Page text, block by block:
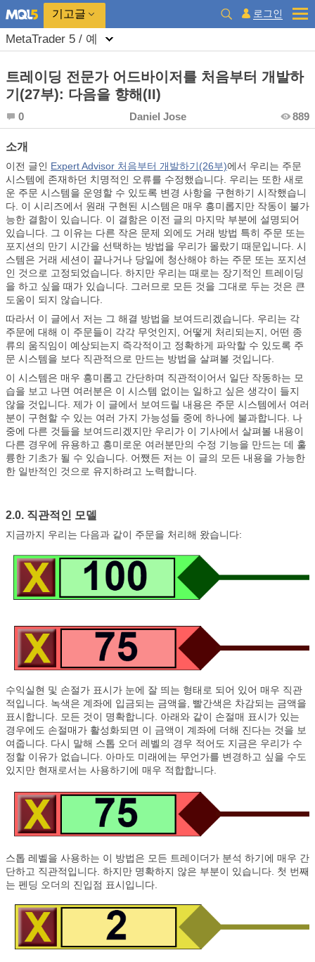
기고글 로그인
MetaTrader 5 / 예
트레이딩 전문가 어드바이저를 처음부터 개발하
기(27부): 다음을 향해(II)
0 Daniel Jose 889
소개
이전 글인 Expert Advisor 처음부터 개발하기(26부)에서 우리는 주문
시스템에 존재하던 치명적인 오류를 수정했습니다. 우리는 또한 새로
운 주문 시스템을 운영할 수 있도록 변경 사항을 구현하기 시작했습니
다. 이 시리즈에서 원래 구현된 시스템은 매우 흥미롭지만 작동이 불가
능한 결함이 있습니다. 이 결함은 이전 글의 마지막 부분에 설명되어
있습니다. 그 이유는 다른 작은 문제 외에도 거래 방법 특히 주문 또는
포지션의 만기 시간을 선택하는 방법을 우리가 몰랐기 때문입니다. 시
스템은 거래 세션이 끝나거나 당일에 청산해야 하는 주문 또는 포지션
인 것으로 고정되었습니다. 하지만 우리는 때로는 장기적인 트레이딩
을 하고 싶을 때가 있습니다. 그러므로 모든 것을 그대로 두는 것은 큰
도움이 되지 않습니다.
따라서 이 글에서 저는 그 해결 방법을 보여드리겠습니다. 우리는 각
주문에 대해 이 주문들이 각각 무엇인지, 어떻게 처리되는지, 어떤 종
류의 움직임이 예상되는지 즉각적이고 정확하게 파악할 수 있도록 주
문 시스템을 보다 직관적으로 만드는 방법을 살펴볼 것입니다.
이 시스템은 매우 흥미롭고 간단하며 직관적이어서 일단 작동하는 모
습을 보고 나면 여러분은 이 시스템 없이는 일하고 싶은 생각이 들지
않을 것입니다. 제가 이 글에서 보여드릴 내용은 주문 시스템에서 여러
분이 구현할 수 있는 여러 가지 가능성들 중에 하나에 불과합니다. 나
중에 다른 것들을 보여드리겠지만 우리가 이 기사에서 살펴볼 내용이
다른 경우에 유용하고 흥미로운 여러분만의 수정 기능을 만드는 데 훌
륭한 기초가 될 수 있습니다. 어쨌든 저는 이 글의 모든 내용을 가능한
한 일반적인 것으로 유지하려고 노력합니다.
2.0. 직관적인 모델
지금까지 우리는 다음과 같이 주문을 처리해 왔습니다:
수익실현 및 손절가 표시가 눈에 잘 띄는 형태로 되어 있어 매우 직관
적입니다. 녹색은 계좌에 입금되는 금액을, 빨간색은 차감되는 금액을
표시합니다. 모든 것이 명확합니다. 아래와 같이 손절매 표시가 있는
경우에도 손절매가 활성화되면 이 금액이 계좌에 더해 진다는 것을 보
여줍니다. 다시 말해 스톱 오더 레벨의 경우 적어도 지금은 우리가 수
정할 이유가 없습니다. 아마도 미래에는 무언가를 변경하고 싶을 수도
있지만 현재로서는 사용하기에 매우 적합합니다.
스톱 레벨을 사용하는 이 방법은 모든 트레이더가 분석 하기에 매우 간
단하고 직관적입니다. 하지만 명확하지 않은 부분이 있습니다. 첫 번째
는 펜딩 오더의 진입점 표시입니다.